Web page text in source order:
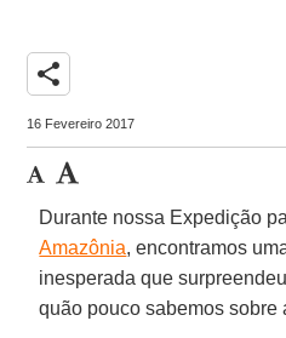
share
16 Fevereiro 2017
Durante nossa Expedição
Amazônia, encontramos
inesperada que
quão pouco sabemos sobre